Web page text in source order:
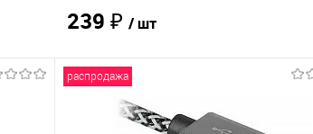
239 ₽ / шт
распродажа